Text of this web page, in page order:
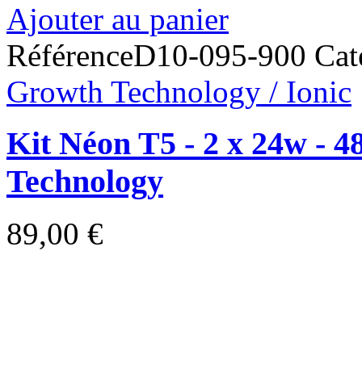
Ajouter au panier
RéférenceD10-095-900
Growth Technology / Ionic
Kit Néon T5 - 2 x 24w -
Technology
89,00 €